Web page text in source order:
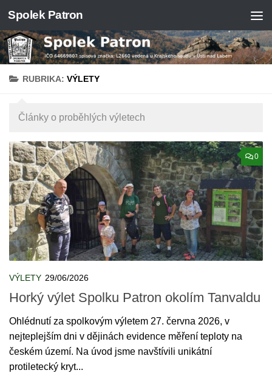
Skip to content
Spolek Patron
RUBRIKA: VÝLETY
Články o proběhlých výletech
0
VÝLETY 29/06/2026
Horký výlet Spolku Patron okolím Tanvaldu
Ohlédnutí za spolkovým výletem 27. června 2026, v
nejteplejším dni v dějinách evidence měření teploty na
českém území. Na úvod jsme navštívili unikátní
protiletecký kryt...